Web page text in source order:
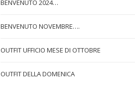
BENVENUTO 2024…
BENVENUTO NOVEMBRE….
OUTFIT UFFICIO MESE DI OTTOBRE
OUTFIT DELLA DOMENICA